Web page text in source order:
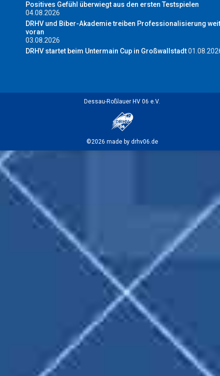
Positives Gefühl überwiegt aus den ersten Testspielen
04.08.2026
DRHV und Biber-Akademie treiben Professionalisierung
voran
03.08.2026
DRHV startet beim Untermain Cup in Großwallstadt
Dessau-Roßlauer HV 06 e.V.
©2026 made by drhv06.de